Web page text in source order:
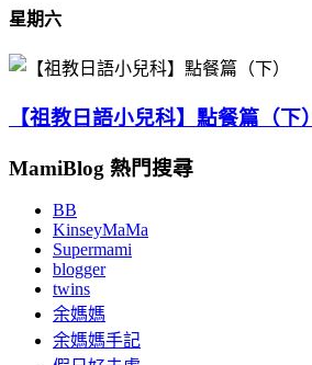
星期六
【祖教日語小兒科】點餐篇（下）
MamiBlog 熱門搜尋
BB
KinseyMaMa
Supermami
blogger
twins
余媽媽
余媽媽手記